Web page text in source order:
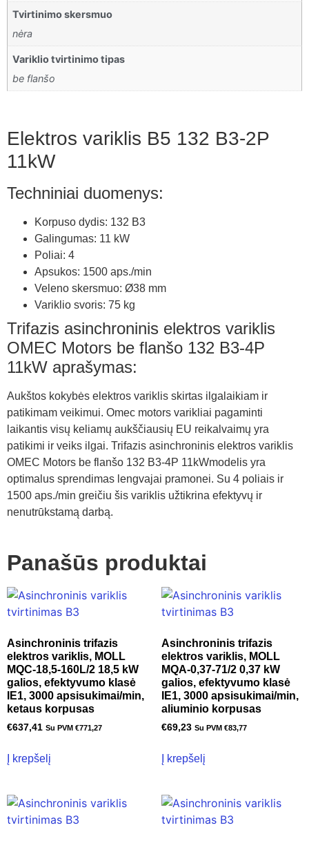
Tvirtinimo skersmuo
nėra
Variklio tvirtinimo tipas
be flanšo
Elektros variklis B5 132 B3-2P
11kW
Techniniai duomenys:
Korpuso dydis: 132 B3
Galingumas: 11 kW
Poliai: 4
Apsukos: 1500 aps./min
Veleno skersmuo: Ø38 mm
Variklio svoris: 75 kg
Trifazis asinchroninis elektros variklis
OMEC Motors be flanšo 132 B3-4P
11kW aprašymas:
Aukštos kokybės elektros variklis skirtas ilgalaikiam ir
patikimam veikimui. Omec motors varikliai pagaminti
laikantis visų keliamų aukščiausių EU reikalvaimų yra
patikimi ir veiks ilgai. Trifazis asinchroninis elektros variklis
OMEC Motors be flanšo 132 B3-4P 11kWmodelis yra
optimalus sprendimas lengvajai pramonei. Su 4 poliais ir
1500 aps./min greičiu šis variklis užtikrina efektyvų ir
nenutrūkstamą darbą.
Panašūs produktai
Asinchroninis trifazis
elektros variklis, MOLL
MQC-18,5-160L/2 18,5 kW
galios, efektyvumo klasė
IE1, 3000 apsisukimai/min,
ketaus korpusas
€637,41 Su PVM €771,27
Į krepšelį
Asinchroninis trifazis
elektros variklis, MOLL
MQA-0,37-71/2 0,37 kW
galios, efektyvumo klasė
IE1, 3000 apsisukimai/min,
aliuminio korpusas
€69,23 Su PVM €83,77
Į krepšelį